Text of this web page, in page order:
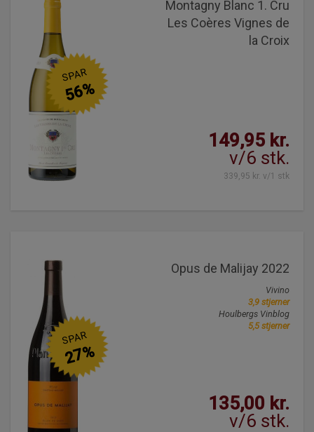
Montagny Blanc 1. Cru
Les Coères Vignes de
la Croix
149,95 kr.
v/6 stk.
339,95 kr. v/1 stk
SPAR
56%
Opus de Malijay 2022
Vivino
3,9 stjerner
Houlbergs Vinblog
5,5 stjerner
135,00 kr.
v/6 stk.
SPAR
27%